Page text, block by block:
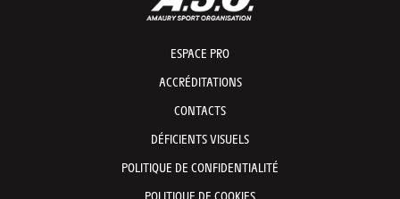
ESPACE PRO
ACCRÉDITATIONS
CONTACTS
DÉFICIENTS VISUELS
POLITIQUE DE CONFIDENTIALITÉ
POLITIQUE DE COOKIES